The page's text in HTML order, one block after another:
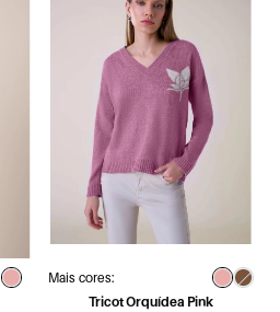
Mais cores:
Tricot Orquídea Pink